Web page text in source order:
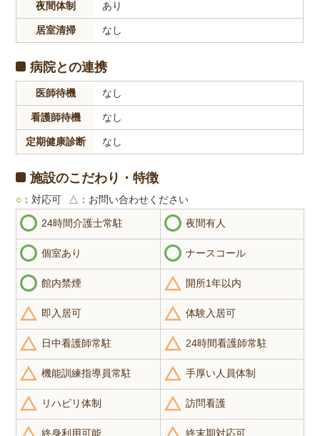
夜間体制 あり
居室清掃 なし
病院との連携
医師待機 なし
看護師待機 なし
定期健康診断 なし
施設のこだわり・特徴
○ ：対応可 △ ：お問い合わせください
24時間介護士常駐 夜間有人
個室あり ナースコール
館内禁煙 開所1年以内
即入居可 体験入居可
日中看護師常駐 24時間看護師常駐
機能訓練指導員常駐 手厚い人員体制
リハビリ体制 訪問看護
終身利用可能 終末期対応可